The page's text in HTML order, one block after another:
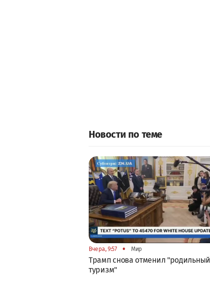
Новости по теме
Вчера, 9:57 • Мир
Трамп снова отменил "родильный
туризм"